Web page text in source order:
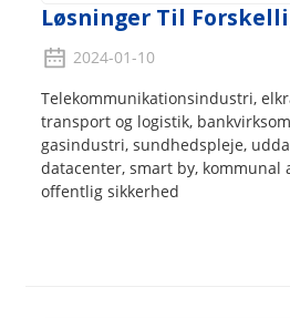
Løsninger Til
2024-01-10
Telekommunikationsindustri,
transport og logistik,
gasindustri, sundhedspleje,
datacenter, smart by, kommunal
offentlig sikkerhed